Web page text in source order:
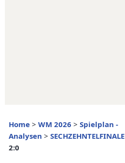
Home > WM 2026 > Spielplan -
Analysen > SECHZEHNTELFINALE
2:0